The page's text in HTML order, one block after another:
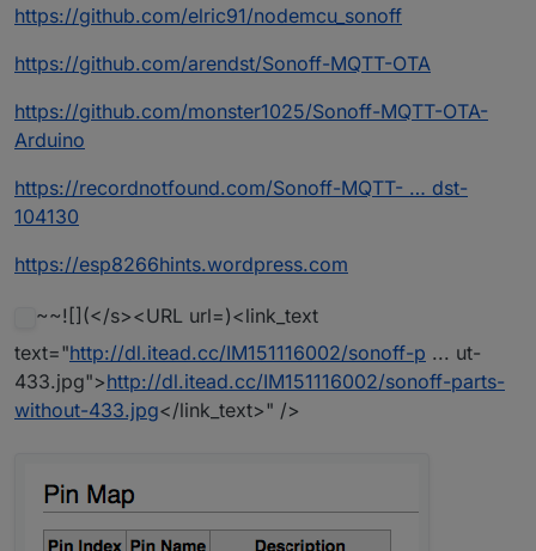
https://github.com/elric91/nodemcu_sonoff
https://github.com/arendst/Sonoff-MQTT-OTA
https://github.com/monster1025/Sonoff-MQTT-OTA-
Arduino
https://recordnotfound.com/Sonoff-MQTT- … dst-
104130
https://esp8266hints.wordpress.com
~~![](</s><URL url=)<link_text
text="http://dl.itead.cc/IM151116002/sonoff-p ... ut-
433.jpg">http://dl.itead.cc/IM151116002/sonoff-parts-
without-433.jpg</link_text>" />